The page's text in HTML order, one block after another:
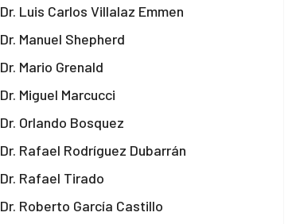
Dr. Luis Carlos Villalaz Emmen
Dr. Manuel Shepherd
Dr. Mario Grenald
Dr. Miguel Marcucci
Dr. Orlando Bosquez
Dr. Rafael Rodríguez Dubarrán
Dr. Rafael Tirado
Dr. Roberto García Castillo